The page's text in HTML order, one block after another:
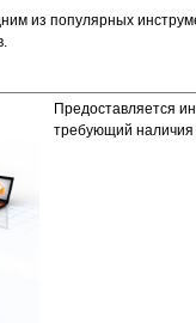
из популярных
Предоставляется
требующий наличия